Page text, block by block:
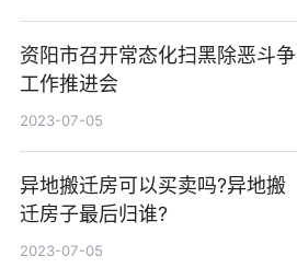
资阳市召开常态化扫黑除恶斗争
工作推进会
2023-07-05
异地搬迁房可以买卖吗?异地搬
迁房子最后归谁?
2023-07-05